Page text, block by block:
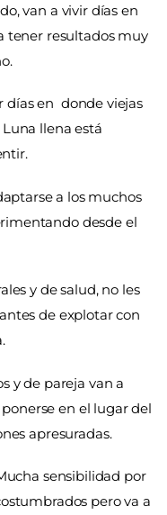
van a vivir días en
tener resultados muy
días en donde viejas
llena está
a los muchos
desde el
y de salud, no les
de explotar con
y de pareja van a
en el lugar del
apresuradas.
sensibilidad por
pero va a